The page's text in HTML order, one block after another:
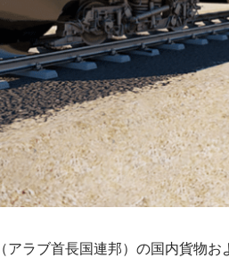
アラブ首長国連邦）の国内貨物